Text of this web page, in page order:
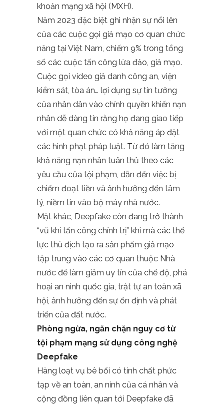
khoản mạng xã hội (MXH).
Năm 2023 đặc biệt ghi nhận sự nổi lên
của các cuộc gọi giả mạo cơ quan chức
năng tại Việt Nam, chiếm 9% trong tổng
số các cuộc tấn công lừa đảo, giả mạo.
Cuộc gọi video giả danh công an, viện
kiểm sát, tòa án… lợi dụng sự tin tưởng
của nhân dân vào chính quyền khiến nạn
nhân dễ dàng tin rằng họ đang giao tiếp
với một quan chức có khả năng áp đặt
các hình phạt pháp luật. Từ đó làm tăng
khả năng nạn nhân tuân thủ theo các
yêu cầu của tội phạm, dẫn đến việc bị
chiếm đoạt tiền và ảnh hưởng đến tâm
lý, niềm tin vào bộ máy nhà nước.
Mặt khác, Deepfake còn đang trở thành
“vũ khí tấn công chính trị” khi mà các thế
lực thù địch tạo ra sản phẩm giả mạo
tập trung vào các cơ quan thuộc Nhà
nước để làm giảm uy tín của chế độ, phá
hoại an ninh quốc gia, trật tự an toàn xã
hội, ảnh hưởng đến sự ổn định và phát
triển của đất nước.
Phòng ngừa, ngăn chặn nguy cơ từ
tội phạm mạng sử dụng công nghệ
Deepfake
Hàng loạt vụ bê bối có tính chất phức
tạp về an toàn, an ninh của cá nhân và
cộng đồng liên quan tới Deepfake đã